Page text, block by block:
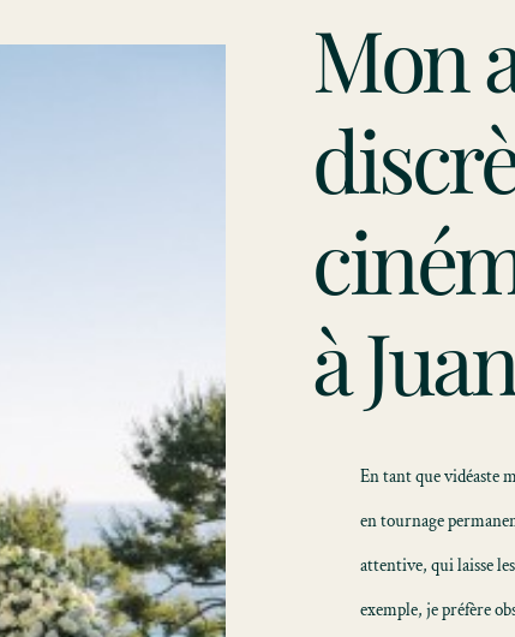
Mon
à
En tant que vidéaste
en tournage
attentive, qui laisse
exemple, je préfère